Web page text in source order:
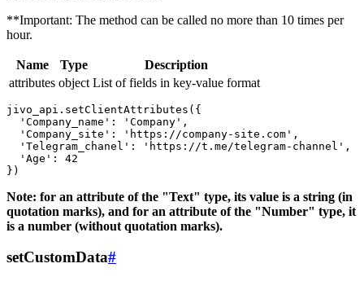
**Important: The method can be called no more than 10 times per
hour.
Name Type
Description
attributes object List of fields in key-value format
jivo_api.setClientAttributes({
  'Company_name': 'Company',
  'Company_site': 'https://company-site.com',
  'Telegram_chanel': 'https://t.me/telegram-channel',
  'Age': 42
Note: for an attribute of the "Text" type, its value is a string (in
quotation marks), and for an attribute of the "Number" type, it
is a number (without quotation marks).
setCustomData#